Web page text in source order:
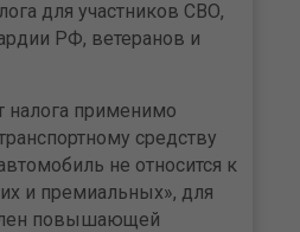
для участников СВО,
РФ, ветеранов и
налога применимо
средству
не относится к
и премиальных», для
повышающей